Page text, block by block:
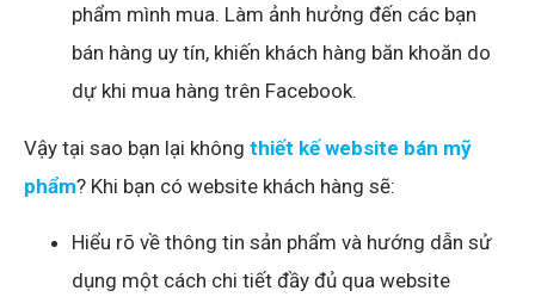
phẩm mình mua. Làm ảnh hưởng đến các bạn
bán hàng uy tín, khiến khách hàng băn khoăn do
dự khi mua hàng trên Facebook.
Vậy tại sao bạn lại không thiết kế website bán mỹ
phẩm? Khi bạn có website khách hàng sẽ:
Hiểu rõ về thông tin sản phẩm và hướng dẫn sử
dụng một cách chi tiết đầy đủ qua website